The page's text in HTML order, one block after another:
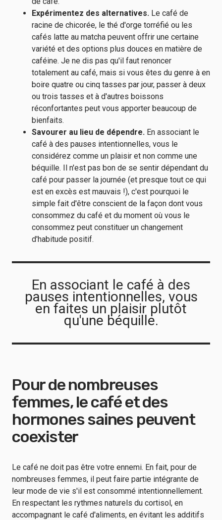
Expérimentez des alternatives. Le café de
racine de chicorée, le thé d'orge torréfié ou les
cafés latte au matcha peuvent offrir une certaine
variété et des options plus douces en matière de
caféine. Je ne dis pas qu'il faut renoncer
totalement au café, mais si vous êtes du genre à en
boire quatre ou cinq tasses par jour, passer à deux
ou trois tasses et à d'autres boissons
réconfortantes peut vous apporter beaucoup de
bienfaits.
Savourer au lieu de dépendre. En associant le
café à des pauses intentionnelles, vous le
considérez comme un plaisir et non comme une
béquille. Il n'est pas bon de se sentir dépendant du
café pour passer la journée (et presque tout ce qui
est en excès est mauvais !), c'est pourquoi le
simple fait d'être conscient de la façon dont vous
consommez du café et du moment où vous le
consommez peut constituer un changement
d'habitude positif.
En associant le café à des
pauses intentionnelles, vous
en faites un plaisir plutôt
qu'une béquille.
Pour de nombreuses
femmes, le café et des
hormones saines peuvent
coexister
Le café ne doit pas être votre ennemi. En fait, pour de
nombreuses femmes, il peut faire partie intégrante de
leur mode de vie s'il est consommé intentionnellement.
En respectant les rythmes naturels du cortisol, en
accompagnant le café d'aliments, en évitant les additifs